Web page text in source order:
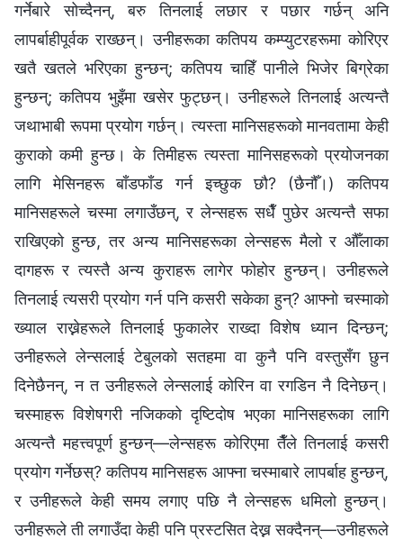
गर्नेबारे सोच्दैनन्, बरु तिनलाई लछार र पछार गर्छन् अनि
लापर्बाहीपूर्वक राख्छन्। उनीहरूका कतिपय कम्प्युटरहरूमा कोरिएर
खतै खतले भरिएका हुन्छन्; कतिपय चाहिँ पानीले भिजेर बिग्रेका
हुन्छन्; कतिपय भुइँमा खसेर फुट्छन्। उनीहरूले तिनलाई अत्यन्तै
जथाभाबी रूपमा प्रयोग गर्छन्। त्यस्ता मानिसहरूको मानवतामा केही
कुराको कमी हुन्छ। के तिमीहरू त्यस्ता मानिसहरूको प्रयोजनका
लागि मेसिनहरू बाँडफाँड गर्न इच्छुक छौ? (छैनौँ।) कतिपय
मानिसहरूले चस्मा लगाउँछन्, र लेन्सहरू सधैँ पुछेर अत्यन्तै सफा
राखिएको हुन्छ, तर अन्य मानिसहरूका लेन्सहरू मैलो र औँलाका
दागहरू र त्यस्तै अन्य कुराहरू लागेर फोहोर हुन्छन्। उनीहरूले
तिनलाई त्यसरी प्रयोग गर्न पनि कसरी सकेका हुन्? आफ्नो चस्माको
ख्याल राख्नेहरूले तिनलाई फुकालेर राख्दा विशेष ध्यान दिन्छन्;
उनीहरूले लेन्सलाई टेबुलको सतहमा वा कुनै पनि वस्तुसँग छुन
दिनेछैनन्, न त उनीहरूले लेन्सलाई कोरिन वा रगडिन नै दिनेछन्।
चस्माहरू विशेषगरी नजिकको दृष्टिदोष भएका मानिसहरूका लागि
अत्यन्तै महत्त्वपूर्ण हुन्छन्—लेन्सहरू कोरिएमा तैँले तिनलाई कसरी
प्रयोग गर्नेछस्? कतिपय मानिसहरू आफ्ना चस्माबारे लापर्बाह हुन्छन्,
र उनीहरूले केही समय लगाए पछि नै लेन्सहरू धमिलो हुन्छन्।
उनीहरूले ती लगाउँदा केही पनि प्रस्टसित देख्न सक्दैनन्—उनीहरूले